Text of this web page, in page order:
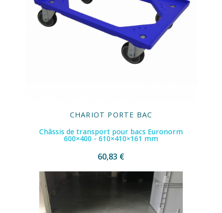
CHARIOT PORTE BAC
Châssis de transport pour bacs Euronorm
600×400 - 610×410×161 mm
60,83 €